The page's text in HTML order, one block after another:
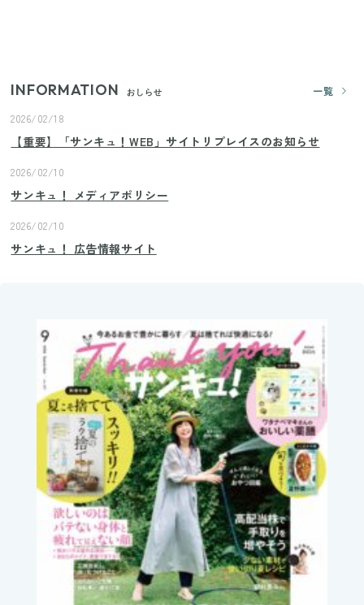
INFORMATION おしらせ
一覧
2026/02/18
【重要】「サンキュ！WEB」サイトリプレイスのお知らせ
2026/02/10
サンキュ！ メディアポリシー
2026/02/10
サンキュ！ 広告情報サイト